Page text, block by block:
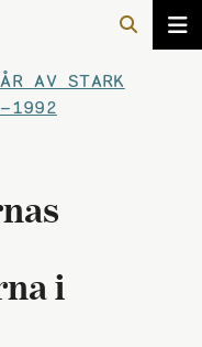
AV STARK
i